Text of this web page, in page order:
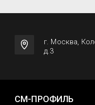
г. Москва,
д.3
СМ-ПРОФИЛЬ